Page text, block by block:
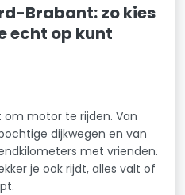
Brabant: zo kies
echt op kunt
motor te rijden. Van
dijkwegen en van
met vrienden.
je ook rijdt, alles valt of